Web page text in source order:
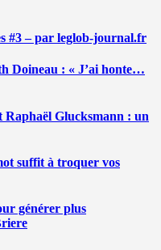
#3 – par leglob-journal.fr
Doineau : « J’ai honte…
Raphaël Glucksmann : un
suffit à troquer vos
générer plus